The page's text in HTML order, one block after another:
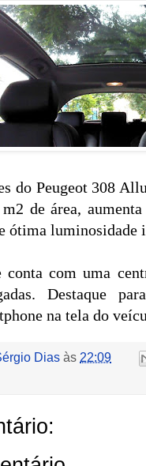
do Peugeot 308
de área,
ótima luminosidade
conta com uma
Destaque
na tela do
Dias às 22:09